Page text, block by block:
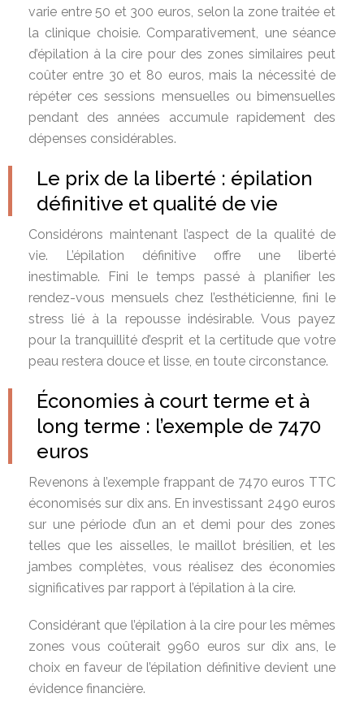
varie entre 50 et 300 euros, selon la zone traitée et
la clinique choisie. Comparativement, une séance
d’épilation à la cire pour des zones similaires peut
coûter entre 30 et 80 euros, mais la nécessité de
répéter ces sessions mensuelles ou bimensuelles
pendant des années accumule rapidement des
dépenses considérables.
Le prix de la liberté : épilation
définitive et qualité de vie
Considérons maintenant l’aspect de la qualité de
vie. L’épilation définitive offre une liberté
inestimable. Fini le temps passé à planifier les
rendez-vous mensuels chez l’esthéticienne, fini le
stress lié à la repousse indésirable. Vous payez
pour la tranquillité d’esprit et la certitude que votre
peau restera douce et lisse, en toute circonstance.
Économies à court terme et à
long terme : l’exemple de 7470
euros
Revenons à l’exemple frappant de 7470 euros TTC
économisés sur dix ans. En investissant 2490 euros
sur une période d’un an et demi pour des zones
telles que les aisselles, le maillot brésilien, et les
jambes complètes, vous réalisez des économies
significatives par rapport à l’épilation à la cire.
Considérant que l’épilation à la cire pour les mêmes
zones vous coûterait 9960 euros sur dix ans, le
choix en faveur de l’épilation définitive devient une
évidence financière.